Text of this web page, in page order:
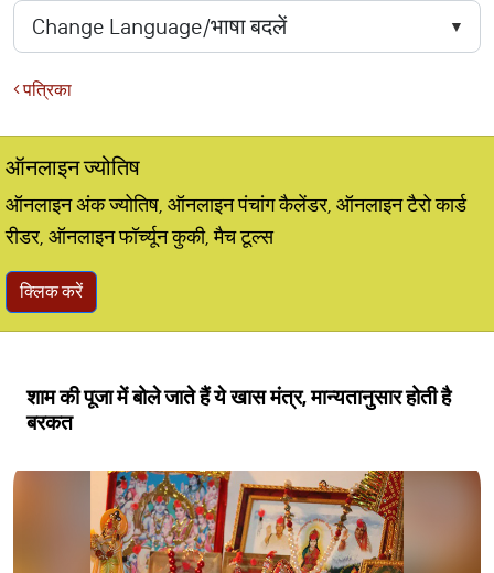
पत्रिका
ऑनलाइन ज्योतिष
ऑनलाइन अंक ज्योतिष, ऑनलाइन पंचांग कैलेंडर, ऑनलाइन टैरो कार्ड
रीडर, ऑनलाइन फॉर्च्यून कुकी, मैच टूल्स
क्लिक करें
शाम की पूजा में बोले जाते हैं ये खास मंत्र, मान्यतानुसार होती है
बरकत